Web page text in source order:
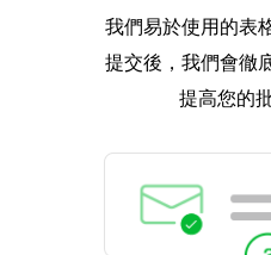
我們易於使用的表
提交後，我們會徹
提高您的